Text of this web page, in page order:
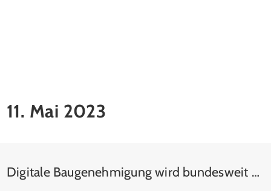
11. Mai 2023
Digitale Baugenehmigung wird bundesweit ausgerollt